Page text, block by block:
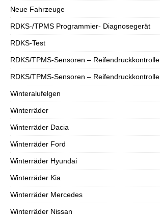
Neue Fahrzeuge
RDKS-/TPMS Programmier- Diagnosegerät
RDKS-Test
RDKS/TPMS-Sensoren – Reifendruckkontrolle
RDKS/TPMS-Sensoren – Reifendruckkontrolle
Winteralufelgen
Winterräder
Winterräder Dacia
Winterräder Ford
Winterräder Hyundai
Winterräder Kia
Winterräder Mercedes
Winterräder Nissan